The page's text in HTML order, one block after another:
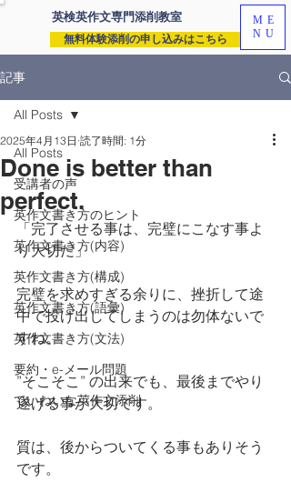
英検英作文専門添削教室
無料体験添削の申し込みはこちら
ME
NU
記事
All Posts
受講者の声
英作文書き方のヒント
英作文書き方(内容)
英作文書き方(構成)
英作文書き方(語彙)
英作文書き方(文法)
要約・e-メール問題
ていねいな英作文添削
All Posts
Done is better than
perfect.
2025年4月13日 読了時間: 1分
「完了させる事は、完璧にこなす事よ
り大切だ」
完璧を求めすぎる余りに、挫折して途
中で投げ出してしまうのは勿体ないで
すね。
”そこそこ” の出来でも、最後までやり
遂げる事が大切です。
質は、後からついてくる事もありそう
です。